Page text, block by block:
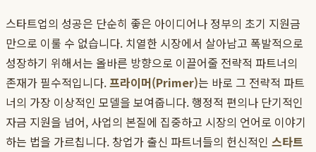
스타트업의 성공은 단순히 좋은 아이디어나 정부의 초기 지원금
만으로 이룰 수 없습니다. 치열한 시장에서 살아남고 폭발적으로
성장하기 위해서는 올바른 방향으로 이끌어줄 전략적 파트너의
존재가 필수적입니다.프라이머(Primer)는 바로 그 전략적 파트
너의 가장 이상적인 모델을 보여줍니다. 행정적 편의나 단기적인
자금 지원을 넘어, 사업의 본질에 집중하고 시장의 언어로 이야기
하는 법을 가르칩니다. 창업가 출신 파트너들의 헌신적인 스타트